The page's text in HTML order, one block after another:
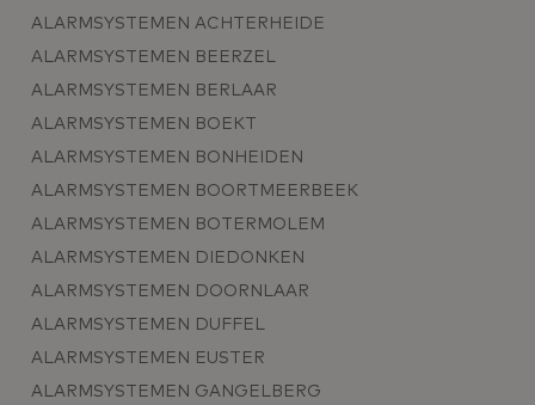
ALARMSYSTEMEN ACHTERHEIDE
ALARMSYSTEMEN BEERZEL
ALARMSYSTEMEN BERLAAR
ALARMSYSTEMEN BOEKT
ALARMSYSTEMEN BONHEIDEN
ALARMSYSTEMEN BOORTMEERBEEK
ALARMSYSTEMEN BOTERMOLEM
ALARMSYSTEMEN DIEDONKEN
ALARMSYSTEMEN DOORNLAAR
ALARMSYSTEMEN DUFFEL
ALARMSYSTEMEN EUSTER
ALARMSYSTEMEN GANGELBERG